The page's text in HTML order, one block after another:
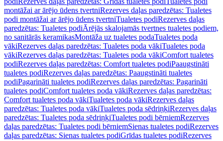
montāžai ar ārējo ūdens tvertniRezerves daļas paredzētas: Tualetes
podi montāžai ar ārējo ūdens tvertniTualetes podiRezerves daļas
paredzētas: Tualetes podiĀrējās skalojamās tvertnes tualetes podiem,
no sanitārās keramikasMontāža uz tualetes podaTualetes poda
vākiRezerves daļas paredzētas: Tualetes poda vākiTualetes poda
vākiRezerves daļas paredzētas: Tualetes poda vākiComfort tualetes
podiRezerves daļas paredzētas: Comfort tualetes podiPaaugstināti
tualetes podiRezerves daļas paredzētas: Paaugstināti tualetes
podiPagarināti tualetes podiRezerves daļas paredzētas: Pagarināti
tualetes podiComfort tualetes poda vākiRezerves daļas paredzētas:
Comfort tualetes poda vākiTualetes poda vākiRezerves daļas
paredzētas: Tualetes poda vākiTualetes poda sēdriņķiRezerves daļas
paredzētas: Tualetes poda sēdriņķiTualetes podi bērniemRezerves
daļas paredzētas: Tualetes podi bērniemSienas tualetes podiRezerves
daļas paredzētas: Sienas tualetes podiGrīdas tualetes podiRezerves